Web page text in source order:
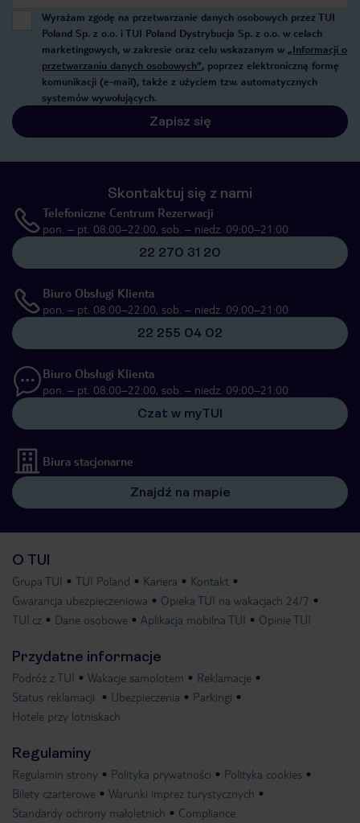
Wyrażam zgodę na przetwarzanie danych osobowych przez TUI
Poland Sp. z o.o. i TUI Poland Dystrybucja Sp. z o.o. w celach
marketingowych, w zakresie oraz celu wskazanym w „Informacji o
przetwarzaniu danych osobowych”, poprzez elektroniczną formę
komunikacji (e-mail), także z użyciem tzw. automatycznych
systemów wywołujących.
Zapisz się
Skontaktuj się z nami
Telefoniczne Centrum Rezerwacji
pon. – pt. 08:00–22:00, sob. – niedz. 09:00–21:00
22 270 31 20
Biuro Obsługi Klienta
pon. – pt. 08:00–22:00, sob. – niedz. 09:00–21:00
22 255 04 02
Biuro Obsługi Klienta
pon. – pt. 08:00–22:00, sob. – niedz. 09:00–21:00
Czat w myTUI
Biura stacjonarne
Znajdź na mapie
O TUI
Grupa TUI TUI Poland Kariera
Kontakt
Gwarancja ubezpieczeniowa
Opieka TUI na wakacjach 24/7
TUI.cz
Dane osobowe Aplikacja mobilna TUI Opinie TUI
Przydatne informacje
Podróż z TUI Wakacje samolotem
Reklamacje
Status reklamacji
Ubezpieczenia
Parkingi
Hotele przy lotniskach
Regulaminy
Regulamin strony Polityka prywatności
Polityka cookies
Bilety czarterowe
Warunki imprez turystycznych
Standardy ochrony małoletnich
Compliance